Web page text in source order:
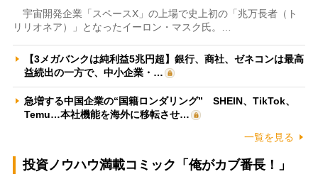
宇宙開発企業「スペースX」の上場で史上初の「兆万長者（ト
リリオネア）」となったイーロン・マスク氏。…
【3メガバンクは純利益5兆円超】銀行、商社、ゼネコンは最高
益続出の一方で、中小企業・…
急増する中国企業の“国籍ロンダリング” SHEIN、TikTok、
Temu…本社機能を海外に移転させ…
一覧を見る
投資ノウハウ満載コミック「俺がカブ番長！」